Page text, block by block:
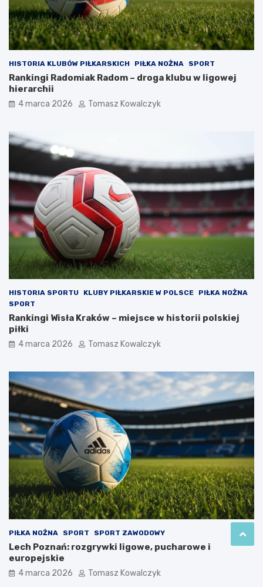
HISTORIA KLUBÓW PIŁKARSKICH PIŁKA NOŻNA SPORT
Rankingi Radomiak Radom – droga klubu w ligowej
hierarchii
4 marca 2026 Tomasz Kowalczyk
HISTORIA SPORTU KLUBY PIŁKARSKIE W POLSCE
PIŁKA NOŻNA
SPORT
Rankingi Wisła Kraków – miejsce w historii polskiej
piłki
4 marca 2026 Tomasz Kowalczyk
PIŁKA NOŻNA SPORT SPORT ZAWODOWY
Lech Poznań: rozgrywki ligowe, pucharowe i
europejskie
4 marca 2026 Tomasz Kowalczyk